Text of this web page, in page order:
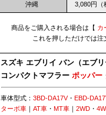
沖縄 3,080円（
商品をご購入される場合は【 カ
これを押しただけでは
スズキ エブリイ バン（エブ
コンパクトマフラーポッパー
車体型式：3BD-DA17V・EBD-
ターボ車 ｜AT車 ・MT車 ｜2WD ・